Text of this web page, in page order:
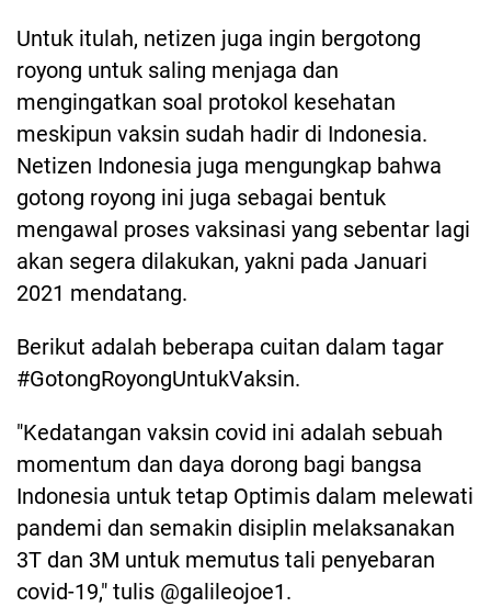
Untuk itulah, netizen juga ingin bergotong
royong untuk saling menjaga dan
mengingatkan soal protokol kesehatan
meskipun vaksin sudah hadir di Indonesia.
Netizen Indonesia juga mengungkap bahwa
gotong royong ini juga sebagai bentuk
mengawal proses vaksinasi yang sebentar lagi
akan segera dilakukan, yakni pada Januari
2021 mendatang.
Berikut adalah beberapa cuitan dalam tagar
#GotongRoyongUntukVaksin.
"Kedatangan vaksin covid ini adalah sebuah
momentum dan daya dorong bagi bangsa
Indonesia untuk tetap Optimis dalam melewati
pandemi dan semakin disiplin melaksanakan
3T dan 3M untuk memutus tali penyebaran
covid-19," tulis @galileojoe1.